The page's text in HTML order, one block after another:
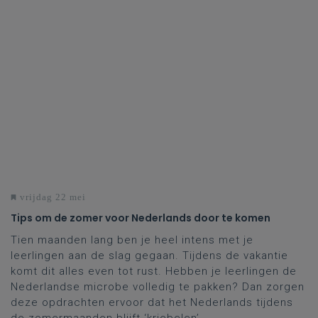
vrijdag 22 mei
Tips om de zomer voor Nederlands door te komen
Tien maanden lang ben je heel intens met je
leerlingen aan de slag gegaan. Tijdens de vakantie
komt dit alles even tot rust. Hebben je leerlingen de
Nederlandse microbe volledig te pakken? Dan zorgen
deze opdrachten ervoor dat het Nederlands tijdens